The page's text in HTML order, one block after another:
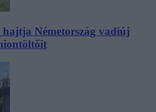
Németország vadiúj